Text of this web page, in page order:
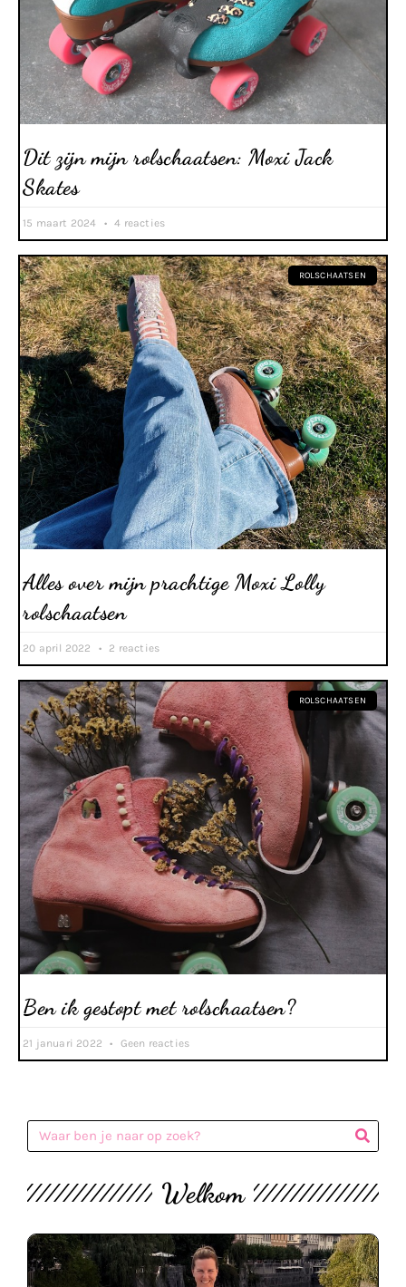
Dit zijn mijn rolschaatsen: Moxi Jack
Skates
15 maart 2024 4 reacties
ROLSCHAATSEN
Alles over mijn prachtige Moxi Lolly
rolschaatsen
20 april 2022 2 reacties
ROLSCHAATSEN
Ben ik gestopt met rolschaatsen?
21 januari 2022 Geen reacties
Welkom